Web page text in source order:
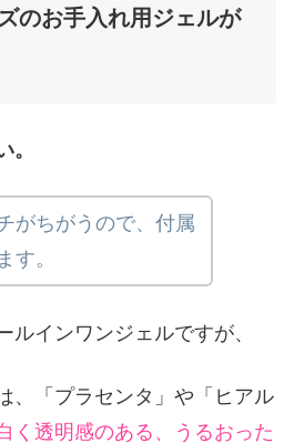
のお手入れ用ジェルが
。
がちがうので、付属
す。
ルインワンジェルですが、
、「プラセンタ」や「ヒアル
く透明感のある、うるおった